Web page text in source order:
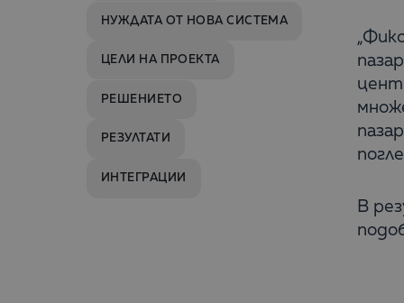
НУЖДАТА ОТ НОВА СИСТЕМА
ЦЕЛИ НА ПРОЕКТА
РЕШЕНИЕТО
РЕЗУЛТАТИ
ИНТЕГРАЦИИ
В